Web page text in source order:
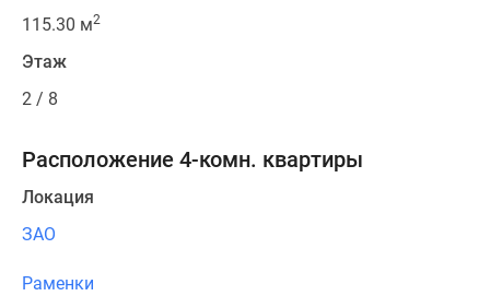
115.30 м2
Этаж
2 / 8
Расположение 4-комн. квартиры
Локация
ЗАО
Раменки